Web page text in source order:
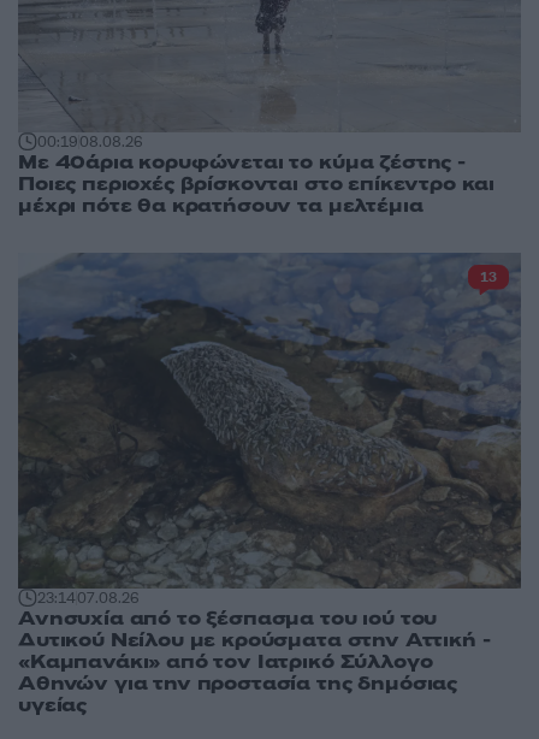
00:1908.08.26
Με 40άρια κορυφώνεται το κύμα ζέστης -
Ποιες περιοχές βρίσκονται στο επίκεντρο και
μέχρι πότε θα κρατήσουν τα μελτέμια
23:1407.08.26
Ανησυχία από το ξέσπασμα του ιού του
Δυτικού Νείλου με κρούσματα στην Αττική -
«Καμπανάκι» από τον Ιατρικό Σύλλογο
Αθηνών για την προστασία της δημόσιας
υγείας
13